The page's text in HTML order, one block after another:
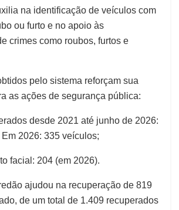
na identificação de veículos com
ou furto e no apoio às
crimes como roubos, furtos e
pelo sistema reforçam sua
as ações de segurança pública:
desde 2021 até junho de 2026:
2026: 335 veículos;
facial: 204 (em 2026).
ajudou na recuperação de 819
de um total de 1.409 recuperados